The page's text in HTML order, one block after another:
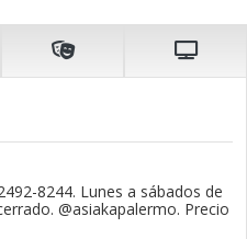
8244. Lunes a sábados de
@asiakapalermo. Precio